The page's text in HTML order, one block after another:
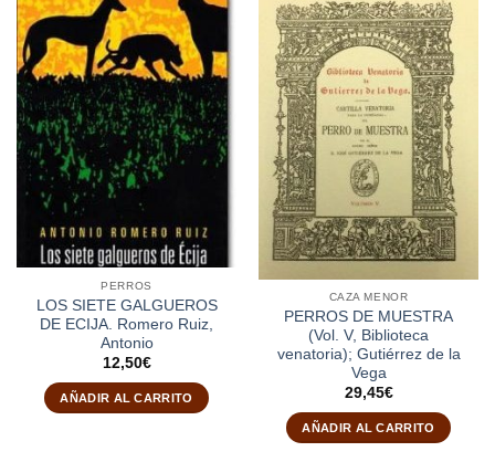
PERROS
LOS SIETE GALGUEROS
DE ECIJA. Romero Ruiz,
Antonio
12,50€
AÑADIR AL CARRITO
CAZA MENOR
PERROS DE MUESTRA
(Vol. V, Biblioteca
venatoria); Gutiérrez de la
Vega
29,45€
AÑADIR AL CARRITO